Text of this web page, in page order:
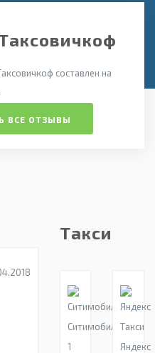
составлен на
ВСЕ ОТЗЫВЫ
Такси
Ситимобил
1
Яндекс